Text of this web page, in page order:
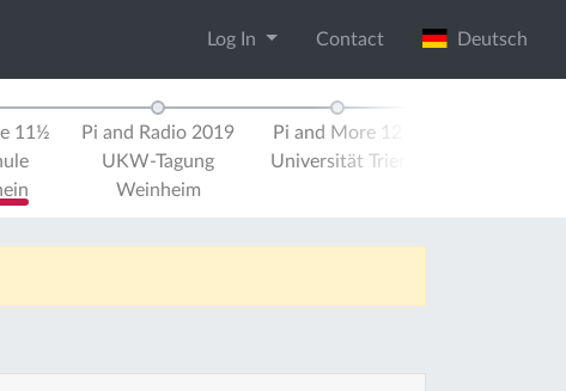
Log In Contact Deutsch
11½
Pi and Radio 2019
UKW-Tagung
Weinheim
Pi and More 12
Universität Trier